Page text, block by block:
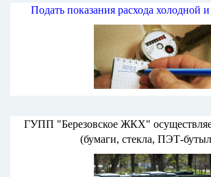
Подать показания расхода холодной
ГУПП "Березовское ЖКХ"
(бумаги, стекла, ПЭТ-